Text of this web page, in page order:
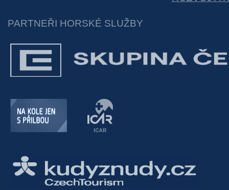
PARTNEŘI HORSKÉ SLUŽBY